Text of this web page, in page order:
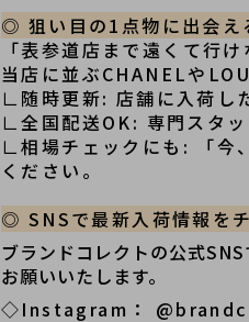
◎ 狙い目の1点物に出会え
「表参道店まで遠くて行
当店に並ぶCHANELや
∟随時更新: 店舗に入荷し
∟全国配送OK: 専門スタ
∟相場チェックにも: 「今
ください。
◎ SNSで最新入荷情報をチ
ブランドコレクトの公式
お願いいたします。
◇Instagram：